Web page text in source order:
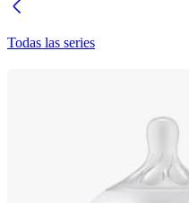
Todas las series